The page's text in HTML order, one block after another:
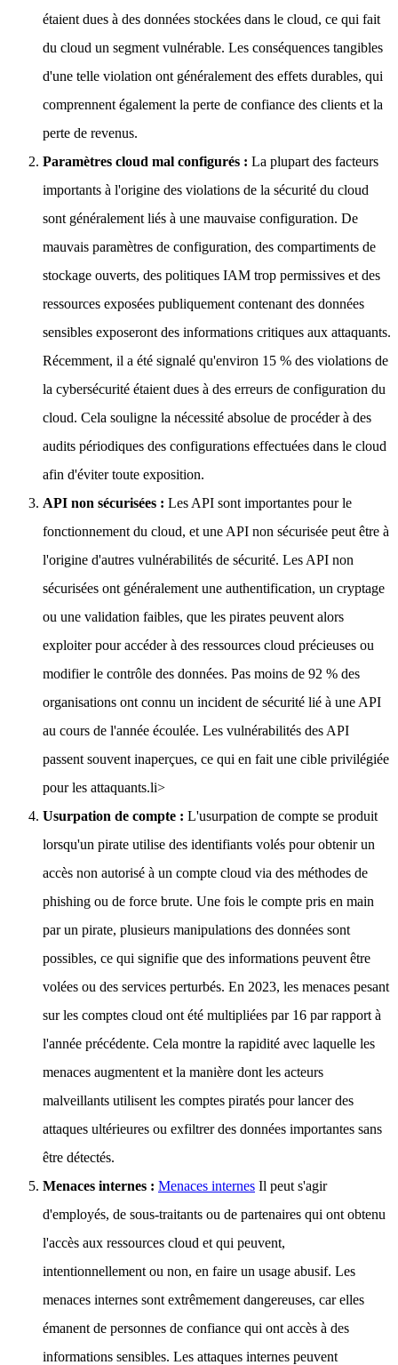
étaient dues à des données stockées dans le cloud, ce qui fait
du cloud un segment vulnérable. Les conséquences tangibles
d'une telle violation ont généralement des effets durables, qui
comprennent également la perte de confiance des clients et la
perte de revenus.
Paramètres cloud mal configurés : La plupart des facteurs
importants à l'origine des violations de la sécurité du cloud
sont généralement liés à une mauvaise configuration. De
mauvais paramètres de configuration, des compartiments de
stockage ouverts, des politiques IAM trop permissives et des
ressources exposées publiquement contenant des données
sensibles exposeront des informations critiques aux attaquants.
Récemment, il a été signalé qu'environ 15 % des violations de
la cybersécurité étaient dues à des erreurs de configuration du
cloud. Cela souligne la nécessité absolue de procéder à des
audits périodiques des configurations effectuées dans le cloud
afin d'éviter toute exposition.
API non sécurisées : Les API sont importantes pour le
fonctionnement du cloud, et une API non sécurisée peut être à
l'origine d'autres vulnérabilités de sécurité. Les API non
sécurisées ont généralement une authentification, un cryptage
ou une validation faibles, que les pirates peuvent alors
exploiter pour accéder à des ressources cloud précieuses ou
modifier le contrôle des données. Pas moins de 92 % des
organisations ont connu un incident de sécurité lié à une API
au cours de l'année écoulée. Les vulnérabilités des API
passent souvent inaperçues, ce qui en fait une cible privilégiée
pour les attaquants.li>
Usurpation de compte : L'usurpation de compte se produit
lorsqu'un pirate utilise des identifiants volés pour obtenir un
accès non autorisé à un compte cloud via des méthodes de
phishing ou de force brute. Une fois le compte pris en main
par un pirate, plusieurs manipulations des données sont
possibles, ce qui signifie que des informations peuvent être
volées ou des services perturbés. En 2023, les menaces pesant
sur les comptes cloud ont été multipliées par 16 par rapport à
l'année précédente. Cela montre la rapidité avec laquelle les
menaces augmentent et la manière dont les acteurs
malveillants utilisent les comptes piratés pour lancer des
attaques ultérieures ou exfiltrer des données importantes sans
être détectés.
Menaces internes : Menaces internes Il peut s'agir
d'employés, de sous-traitants ou de partenaires qui ont obtenu
l'accès aux ressources cloud et qui peuvent,
intentionnellement ou non, en faire un usage abusif. Les
menaces internes sont extrêmement dangereuses, car elles
émanent de personnes de confiance qui ont accès à des
informations sensibles. Les attaques internes peuvent